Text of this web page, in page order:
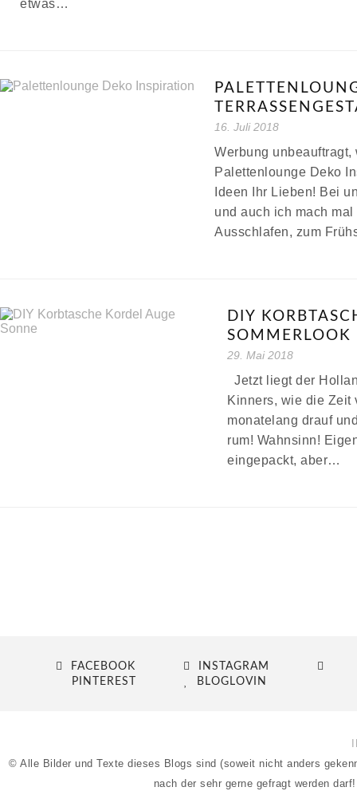
etwas…
16. Juli 2018
Werbung
Palettenlounge Deko
Ideen Ihr Lieben! Bei
und auch ich mach
Ausschlafen, zum
DIY
SOMMERLOOK
29. Mai 2018
Jetzt liegt der
Kinners, wie die Zeit
monatelang drauf
rum! Wahnsinn!
eingepackt, aber…
FACEBOOK
INSTAGRAM
PINTEREST
BLOGLOVIN
© Alle Bilder und Texte dieses Blogs sind (soweit nicht anders
nach der sehr gerne gefragt werden